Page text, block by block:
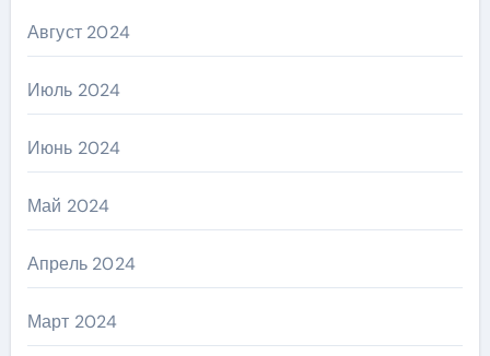
Август 2024
Июль 2024
Июнь 2024
Май 2024
Апрель 2024
Март 2024